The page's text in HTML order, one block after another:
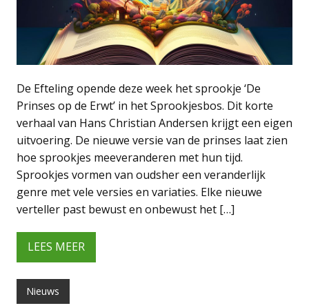
De Efteling opende deze week het sprookje ‘De
Prinses op de Erwt’ in het Sprookjesbos. Dit korte
verhaal van Hans Christian Andersen krijgt een eigen
uitvoering. De nieuwe versie van de prinses laat zien
hoe sprookjes meeveranderen met hun tijd.
Sprookjes vormen van oudsher een veranderlijk
genre met vele versies en variaties. Elke nieuwe
verteller past bewust en onbewust het […]
LEES MEER
Nieuws